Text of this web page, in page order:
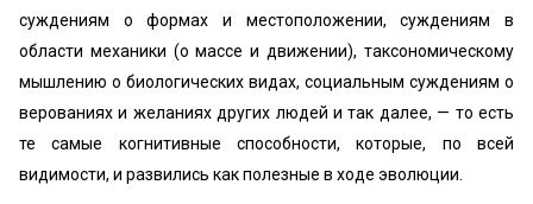
суждениям о формах и местоположении, суждениям в
области механики (о массе и движении), таксономическому
мышлению о биологических видах, социальным суждениям о
верованиях и желаниях других людей и так далее, — то есть
те самые когнитивные способности, которые, по всей
видимости, и развились как полезные в ходе эволюции.